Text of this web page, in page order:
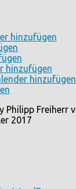
hinzufügen
hinzufügen
hinzufügen
Freiherr
2017